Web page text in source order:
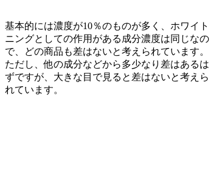
基本的には濃度が10％のものが多く、ホワイト
ニングとしての作用がある成分濃度は同じなの
で、どの商品も差はないと考えられています。
ただし、他の成分などから多少なり差はあるは
ずですが、大きな目で見ると差はないと考えら
れています。